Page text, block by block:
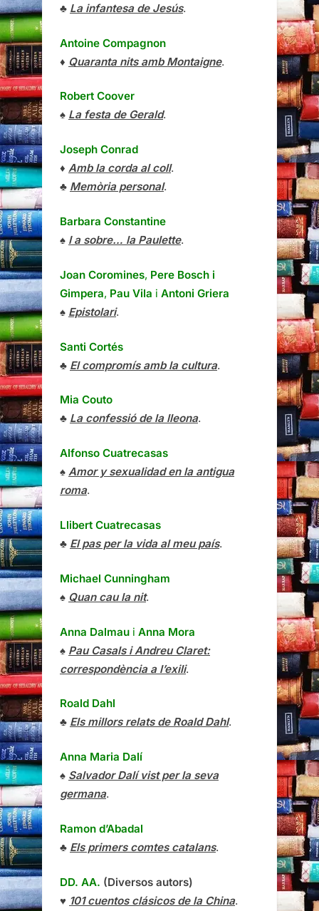
♣ La infantesa de Jesús.
Antoine Compagnon
♦ Quaranta nits amb Montaigne.
Robert Coover
♠ La festa de Gerald.
Joseph Conrad
♦ Amb la corda al coll.
♣ Memòria personal.
Barbara Constantine
♠ I a sobre… la Paulette.
Joan Coromines, Pere Bosch i
Gimpera, Pau Vila i Antoni Griera
♠ Epistolari.
Santi Cortés
♣ El compromís amb la cultura.
Mia Couto
♣ La confessió de la lleona.
Alfonso Cuatrecasas
♠ Amor y sexualidad en la antigua
roma.
Llibert Cuatrecasas
♣ El pas per la vida al meu país.
Michael Cunningham
♠ Quan cau la nit.
Anna Dalmau i Anna Mora
♠ Pau Casals i Andreu Claret:
correspondència a l’exili.
Roald Dahl
♣ Els millors relats de Roald Dahl.
Anna Maria Dalí
♠ Salvador Dalí vist per la seva
germana.
Ramon d’Abadal
♣ Els primers comtes catalans.
DD. AA. (Diversos autors)
♥ 101 cuentos clásicos de la China.